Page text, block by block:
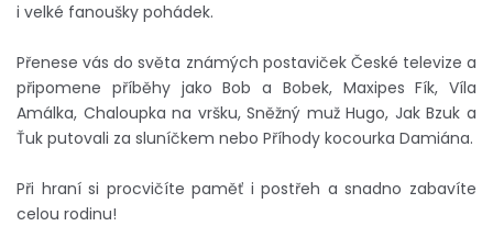
i velké fanoušky pohádek.
Přenese vás do světa známých postaviček České televize a
připomene příběhy jako Bob a Bobek, Maxipes Fík, Víla
Amálka, Chaloupka na vršku, Sněžný muž Hugo, Jak Bzuk a
Ťuk putovali za sluníčkem nebo Příhody kocourka Damiána.
Při hraní si procvičíte paměť i postřeh a snadno zabavíte
celou rodinu!